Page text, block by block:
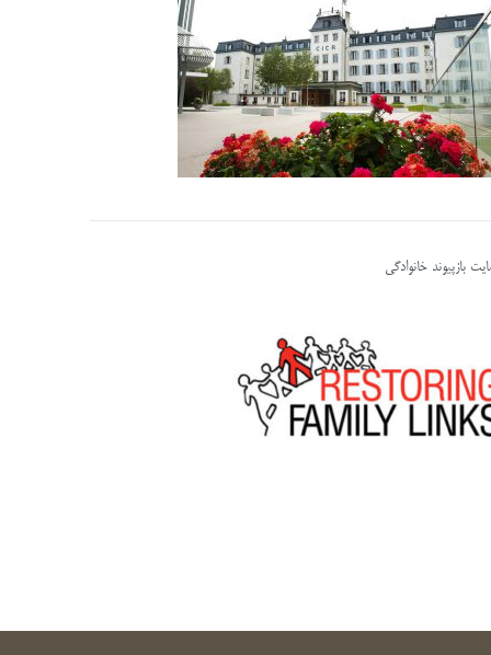
بازپیوند خانوادگی